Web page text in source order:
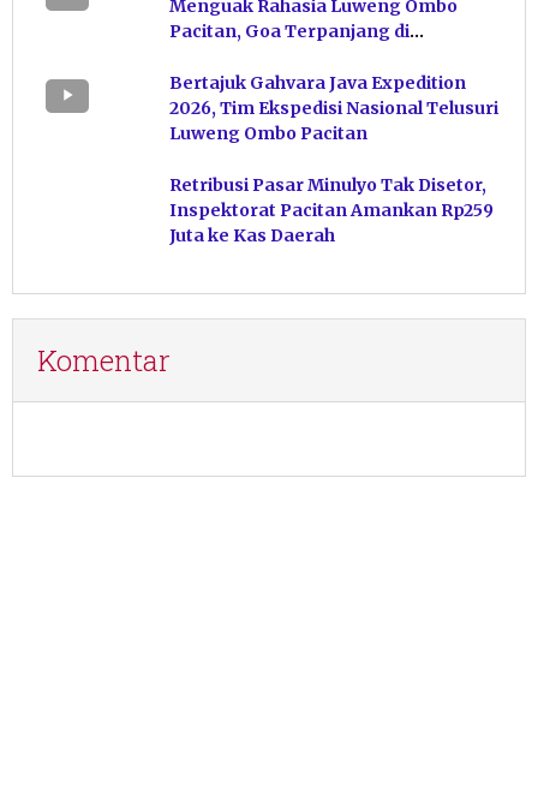
Menguak Rahasia Luweng Ombo
Pacitan, Goa Terpanjang di
Bertajuk Gahvara Java Expedition
2026, Tim Ekspedisi Nasional Telusuri
Luweng Ombo Pacitan
Retribusi Pasar Minulyo Tak Disetor,
Inspektorat Pacitan Amankan Rp259
Juta ke Kas Daerah
Komentar